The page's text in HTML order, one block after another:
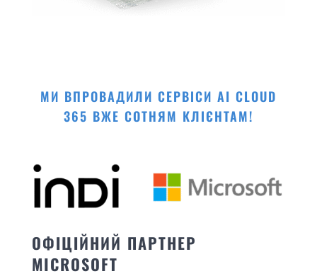
МИ ВПРОВАДИЛИ СЕРВІСИ AI CLOUD
365 ВЖЕ СОТНЯМ КЛІЄНТАМ!
ОФІЦІЙНИЙ ПАРТНЕР
MICROSOFT